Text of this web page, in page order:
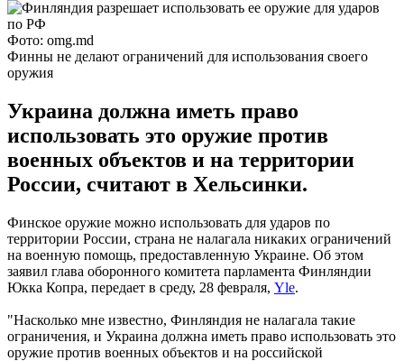
Фото: omg.md
Финны не делают ограничений для использования своего
оружия
Украина должна иметь право
использовать это оружие против
военных объектов и на территории
России, считают в Хельсинки.
Финское оружие можно использовать для ударов по
территории России, страна не налагала никаких ограничений
на военную помощь, предоставленную Украине. Об этом
заявил глава оборонного комитета парламента Финляндии
Юкка Копра, передает в среду, 28 февраля, Yle.
"Насколько мне известно, Финляндия не налагала такие
ограничения, и Украина должна иметь право использовать это
оружие против военных объектов и на российской